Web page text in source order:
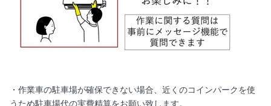
・作業車の駐車場が確保できない場合、近くのコインパークを使
うため駐車場代の実費精算をお願い致します。